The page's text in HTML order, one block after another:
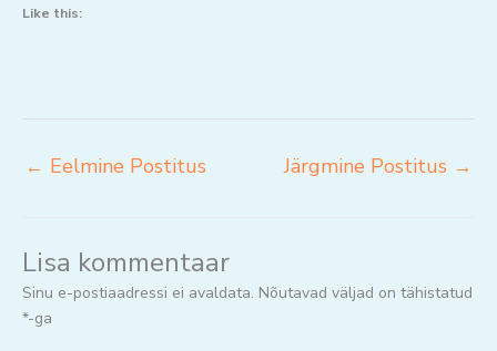
Like this:
← Eelmine Postitus Järgmine Postitus →
Lisa kommentaar
Sinu e-postiaadressi ei avaldata. Nõutavad väljad on tähistatud
*-ga